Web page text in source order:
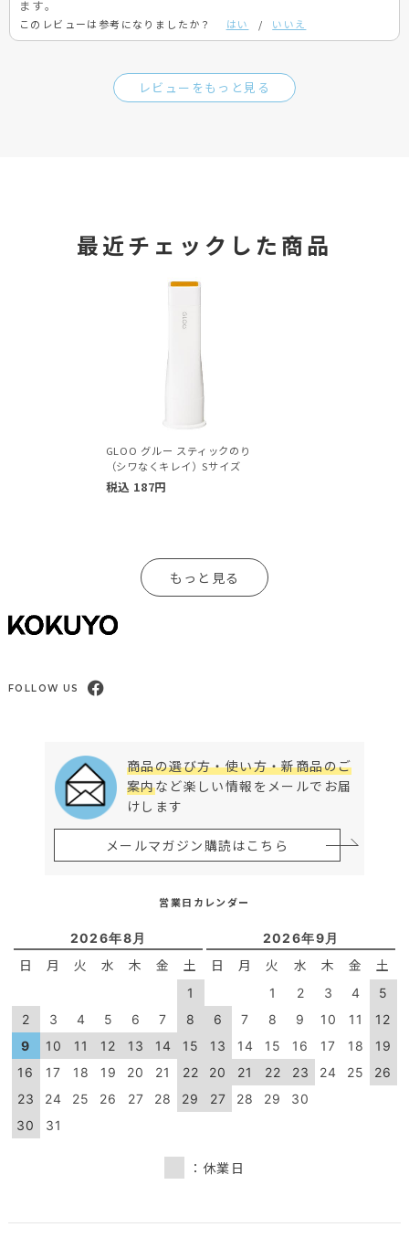
ます。
このレビューは参考になりましたか？ はい / いいえ
レビューをもっと見る
最近チェックした商品
GLOO グルー スティックのり
（シワなくキレイ）Sサイズ
税込 187円
もっと見る
FOLLOW US
商品の選び方・使い方・新商品のご
案内など楽しい情報をメールでお届
けします
メールマガジン購読はこちら
営業日カレンダー
2026年8月
日 月 火 水 木 金 土
1
2
3 4 5 6 7
8
9
10 11 12 13 14
15
16
17 18 19 20 21
22
23
24 25 26 27 28
29
30
31
2026年9月
日 月 火 水 木 金 土
1 2 3 4
5
6
7 8 9 10 11
12
13
14 15 16 17 18
19
20
21 22 23 24 25
26
27
28 29 30
：休業日